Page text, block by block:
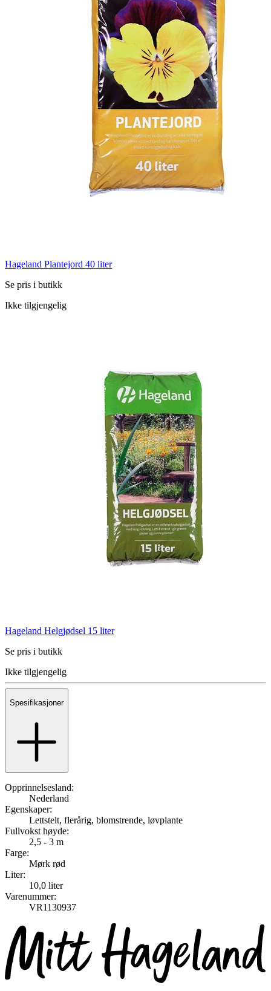
Hageland Plantejord 40 liter
Se pris i butikk
Ikke tilgjengelig
Hageland Helgjødsel 15 liter
Se pris i butikk
Ikke tilgjengelig
Spesifikasjoner
Opprinnelsesland:
Nederland
Egenskaper:
Lettstelt, flerårig, blomstrende, løvplante
Fullvokst høyde:
2,5 - 3 m
Farge:
Mørk rød
Liter:
10,0 liter
Varenummer:
VR1130937